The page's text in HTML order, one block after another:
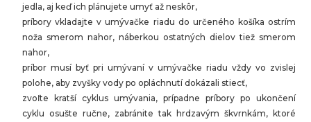
jedla, aj keď ich plánujete umyť až neskôr,
príbory vkladajte v umývačke riadu do určeného košíka ostrím
noža smerom nahor, náberkou ostatných dielov tiež smerom
nahor,
príbor musí byť pri umývaní v umývačke riadu vždy vo zvislej
polohe, aby zvyšky vody po opláchnutí dokázali stiecť,
zvoľte kratší cyklus umývania, prípadne príbory po ukončení
cyklu osušte ručne, zabránite tak hrdzavým škvrnkám, ktoré